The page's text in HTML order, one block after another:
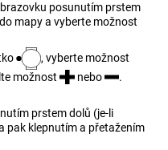
posunutím prstem
mapy a vyberte možnost
, vyberte možnost
možnost nebo
.
prstem dolů (je-li
pak klepnutím a přetažením